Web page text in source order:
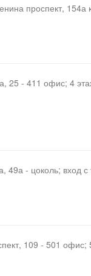
проспект,
25 - 411 офис; 4
49а - цоколь; вход с
109 - 501 офис;